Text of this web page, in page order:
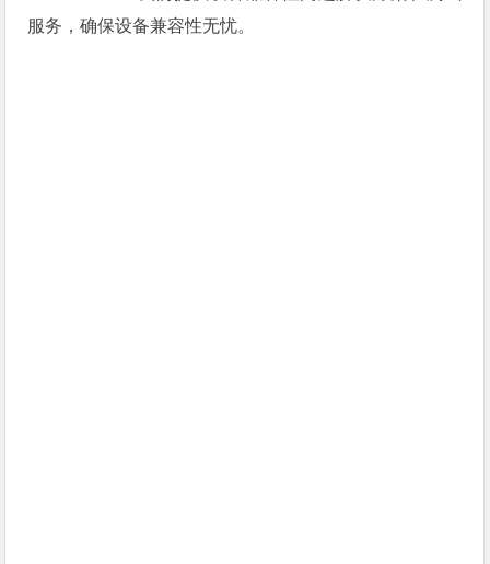
服务，确保设备兼容性无忧。